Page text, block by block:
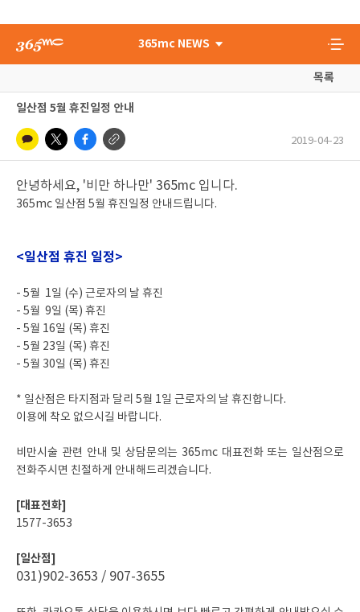
365mc NEWS
목록
일산점 5월 휴진일정 안내
2019-04-23
안녕하세요, '비만 하나만' 365mc 입니다.
365mc 일산점 5월 휴진일정 안내드립니다.
<일산점 휴진 일정>
- 5월 1일 (수) 근로자의 날 휴진
- 5월 9일 (목) 휴진
- 5월 16일 (목) 휴진
- 5월 23일 (목) 휴진
- 5월 30일 (목) 휴진
* 일산점은 타지점과 달리 5월 1일 근로자의 날 휴진합니다.
이용에 착오 없으시길 바랍니다.
비만시술 관련 안내 및 상담문의는 365mc 대표전화 또는 일산점으로
전화주시면 친절하게 안내해드리겠습니다.
[대표전화]
1577-3653
[일산점]
031)902-3653 / 907-3655